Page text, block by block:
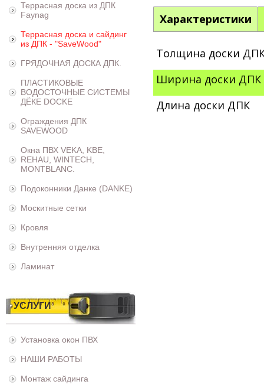
Террасная доска из ДПК
Faynag
Террасная доска и сайдинг
из ДПК - "SaveWood"
ГРЯДОЧНАЯ ДОСКА ДПК.
ПЛАСТИКОВЫЕ
ВОДОСТОЧНЫЕ СИСТЕМЫ
ДЁКЕ DOCKE
Ограждения ДПК
SAVEWOOD
Окна ПВХ VEKA, KBE,
REHAU, WINTECH,
MONTBLANC.
Подоконники Данке (DANKE)
Москитные сетки
Кровля
Внутренняя отделка
Ламинат
УСЛУГИ
Установка окон ПВХ
НАШИ РАБОТЫ
Монтаж сайдинга
Характеристики
Толщина доски
Ширина доски ДПК
Длина доски ДПК